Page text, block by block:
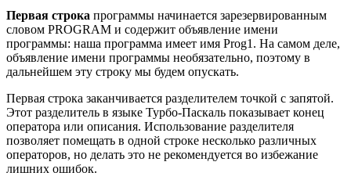
Первая строка программы начинается зарезервированным
словом PROGRAM и содержит объявление имени
программы: наша программа имеет имя Prog1. На самом деле,
объявление имени программы необязательно, поэтому в
дальнейшем эту строку мы будем опускать.
Первая строка заканчивается разделителем точкой с запятой.
Этот разделитель в языке Турбо-Паскаль показывает конец
оператора или описания. Использование разделителя
позволяет помещать в одной строке несколько различных
операторов, но делать это не рекомендуется во избежание
лишних ошибок.